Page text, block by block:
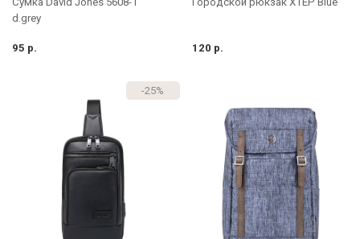
d.grey
95 р. 120 р.
-25%